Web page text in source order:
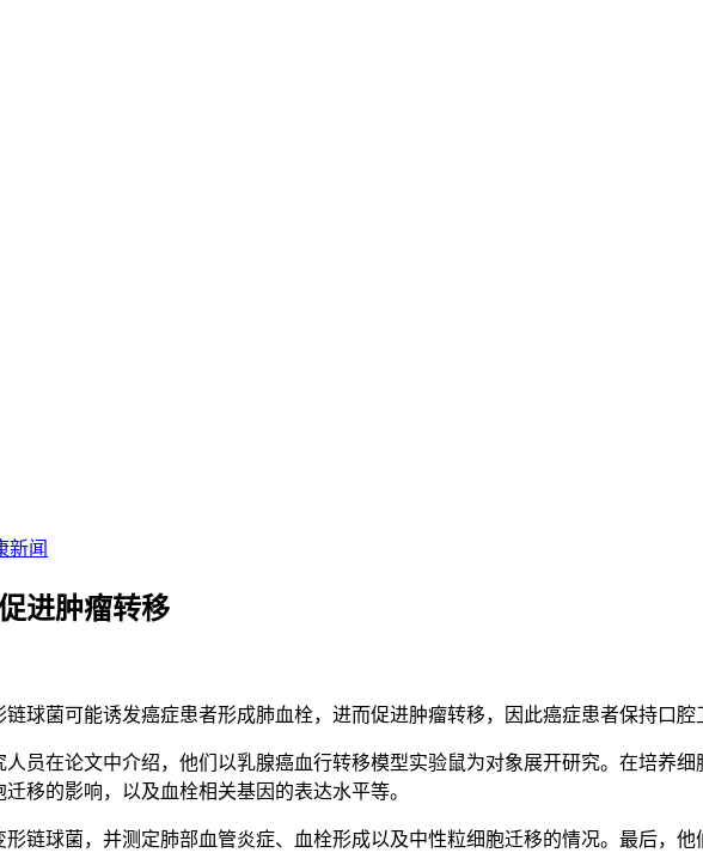
新闻
进肿瘤转移
球菌可能诱发癌症患者形成肺血栓，进而促进肿瘤转移，因此癌症患者保持口
员在论文中介绍，他们以乳腺癌血行转移模型实验鼠为对象展开研究。在培养
移的影响，以及血栓相关基因的表达水平等。
链球菌，并测定肺部血管炎症、血栓形成以及中性粒细胞迁移的情况。最后，